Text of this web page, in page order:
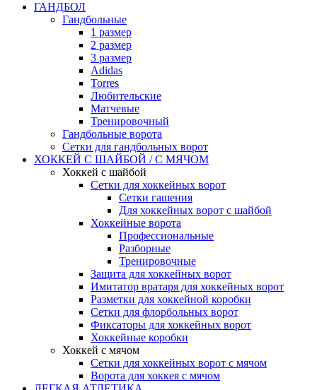
ГАНДБОЛ
Гандбольные
1 размер
2 размер
3 размер
Adidas
Torres
Любительские
Матчевые
Тренировочный
Гандбольные ворота
Сетки для гандбольных ворот
ХОККЕЙ С ШАЙБОЙ / С МЯЧОМ
Хоккей с шайбой
Сетки для хоккейных ворот
Сетки гашения
Для хоккейных ворот с шайбой
Хоккейные ворота
Профессиональные
Разборные
Тренировочные
Защита для хоккейных ворот
Имитатор вратаря для хоккейных ворот
Разметки для хоккейной коробки
Сетки для флорбольных ворот
Фиксаторы для хоккейных ворот
Хоккейные коробки
Хоккей с мячом
Сетки для хоккейных ворот с мячом
Ворота для хоккея с мячом